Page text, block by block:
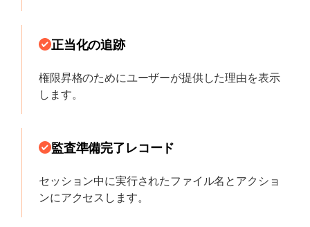
正当化の追跡
権限昇格のためにユーザーが提供した理由を表示
します。
監査準備完了レコード
セッション中に実行されたファイル名とアクショ
ンにアクセスします。